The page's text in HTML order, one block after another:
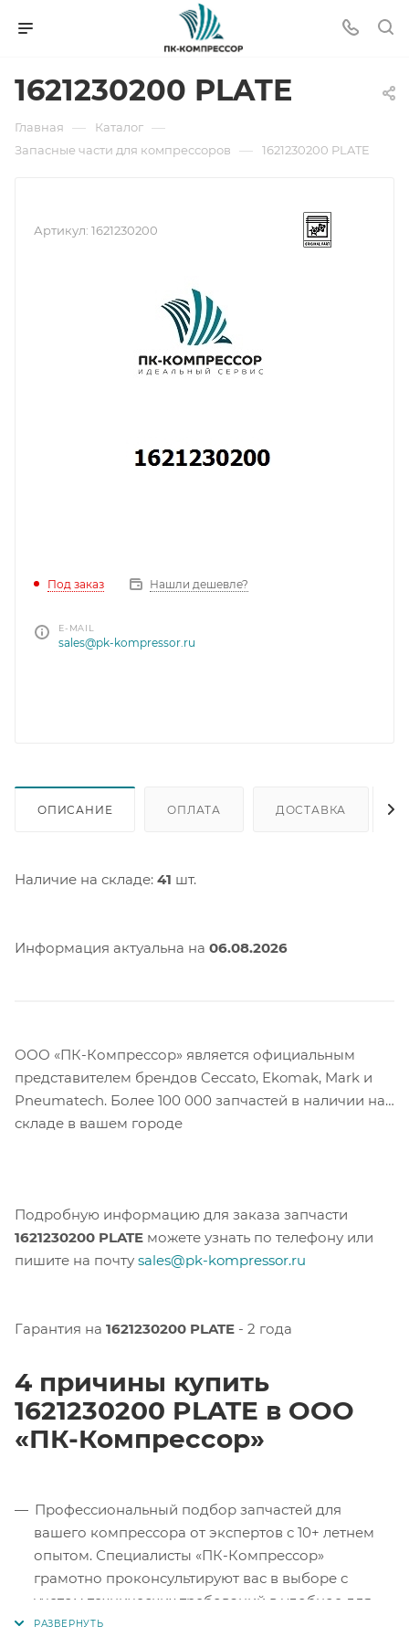
1621230200 PLATE
Главная — Каталог —
Запасные части для компрессоров — 1621230200 PLATE
Артикул: 1621230200
Под заказ Нашли дешевле?
E-MAIL
sales@pk-kompressor.ru
ОПИСАНИЕ ОПЛАТА ДОСТАВКА
Наличие на складе: 41 шт.
Информация актуальна на 06.08.2026
ООО «ПК-Компрессор» является официальным
представителем брендов Ceccato, Ekomak, Mark и
Pneumatech. Более 100 000 запчастей в наличии на
складе в вашем городе
Подробную информацию для заказа запчасти
1621230200 PLATE можете узнать по телефону или
пишите на почту sales@pk-kompressor.ru
Гарантия на 1621230200 PLATE - 2 года
4 причины купить
1621230200 PLATE в ООО
«ПК-Компрессор»
Профессиональный подбор запчастей для
вашего компрессора от экспертов с 10+ летнем
опытом. Специалисты «ПК-Компрессор»
грамотно проконсультируют вас в выборе с
учетом технических требований в удобное для
вас время.